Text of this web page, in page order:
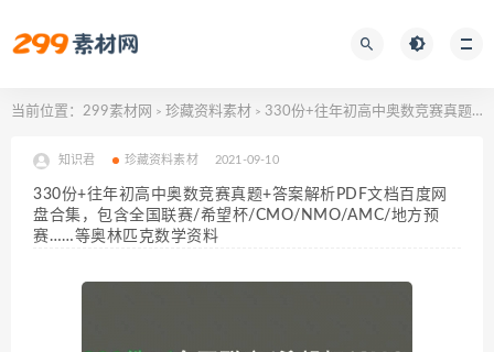
当前位置： 299素材网 > 珍藏资料素材 > 330份+往年初高中奥数竞赛真题+答案解析PDF文档百度网盘合集，包含全国联赛/希望杯/CMO/NMO/AMC/地方预赛……等奥林匹克数学资料
知识君 珍藏资料素材 2021-09-10
330份+往年初高中奥数竞赛真题+答案解析PDF文档百度网
盘合集，包含全国联赛/希望杯/CMO/NMO/AMC/地方预
赛……等奥林匹克数学资料